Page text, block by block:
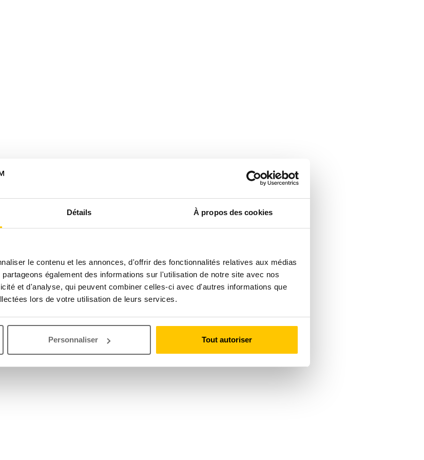
Détails À propos des cookies
le contenu et les annonces, d'offrir des fonctionnalités relatives aux médias
également des informations sur l'utilisation de notre site avec nos
et d'analyse, qui peuvent combiner celles-ci avec d'autres informations que
lors de votre utilisation de leurs services.
Personnaliser Tout autoriser